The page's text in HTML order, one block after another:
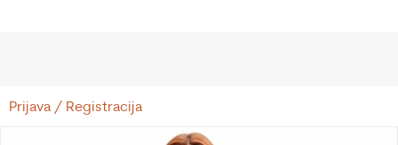
Prijava / Registracija